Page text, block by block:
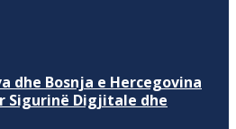
dhe Bosnja e Hercegovina
Sigurinë Digjitale dhe